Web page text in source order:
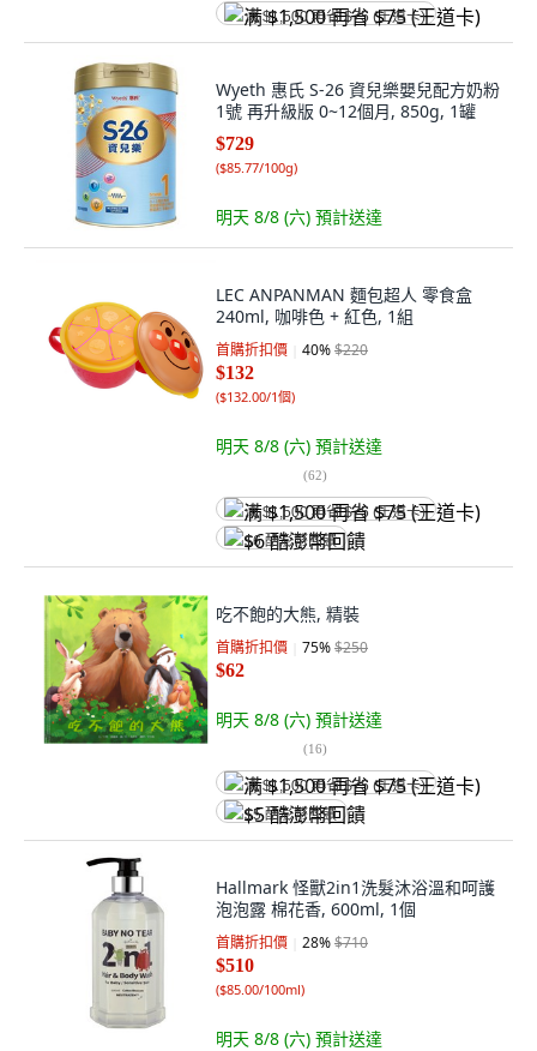
满 $1,500 再省 $75 (王道卡)
Wyeth 惠氏 S-26 資兒樂嬰兒配方奶粉
1號 再升級版 0~12個月, 850g, 1罐
$729
($85.77/100g)
明天 8/8 (六) 預計送達
LEC ANPANMAN 麵包超人 零食盒
240ml, 咖啡色 + 紅色, 1組
首購折扣價 40%$220
$132
($132.00/1個)
明天 8/8 (六) 預計送達
(62)
满 $1,500 再省 $75 (王道卡)
$6 酷澎幣回饋
吃不飽的大熊, 精裝
首購折扣價 75%$250
$62
明天 8/8 (六) 預計送達
(16)
满 $1,500 再省 $75 (王道卡)
$5 酷澎幣回饋
Hallmark 怪獸2in1洗髮沐浴溫和呵護
泡泡露 棉花香, 600ml, 1個
首購折扣價 28%$710
$510
($85.00/100ml)
明天 8/8 (六) 預計送達